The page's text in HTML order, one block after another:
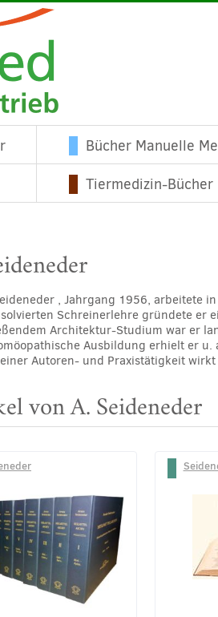
Bücher Manuelle
Tiermedizin-Bücher
, Jahrgang 1956, arbeitete
Schreinerlehre gründete er
Architektur-Studium war er
Ausbildung erhielt er u.
Autoren- und Praxistätigkeit
von A. Seideneder